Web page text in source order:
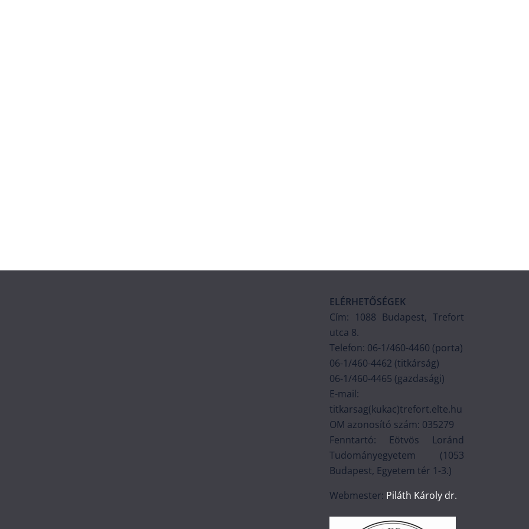
ELÉRHETŐSÉGEK
Cím: 1088 Budapest, Trefort
utca 8.
Telefon: 06-1/460-4460 (porta)
06-1/460-4462 (titkárság)
06-1/460-4465 (gazdasági)
E-mail:
titkarsag(kukac)trefort.elte.hu
OM azonosító szám: 035279
Fenntartó: Eötvös Loránd
Tudományegyetem (1053
Budapest, Egyetem tér 1-3.)
Webmester: Piláth Károly dr.